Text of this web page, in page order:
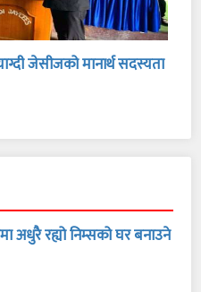
जेसीजको मानार्थ सदस्यता
अधुरै रह्यो निम्सको घर बनाउने